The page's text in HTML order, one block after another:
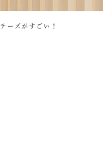
チーズがすごい！